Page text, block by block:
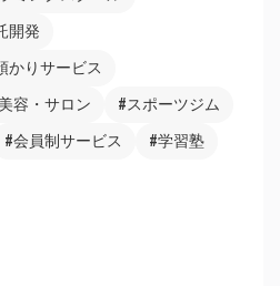
開発
かりサービス
容・サロン #スポーツジム
#会員制サービス #学習塾